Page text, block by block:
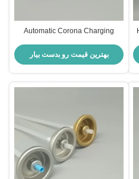
Automatic Corona Charging
Volume Production Lines
Industrial Coating Applicator
بهترین قیمت رو بدست بیار